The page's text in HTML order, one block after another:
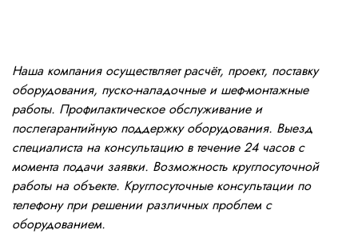
Наша компания осуществляет расчёт, проект, поставку
оборудования, пуско-наладочные и шеф-монтажные
работы. Профилактическое обслуживание и
послегарантийную поддержку оборудования. Выезд
специалиста на консультацию в течение 24 часов с
момента подачи заявки. Возможность круглосуточной
работы на объекте. Круглосуточные консультации по
телефону при решении различных проблем с
оборудованием.